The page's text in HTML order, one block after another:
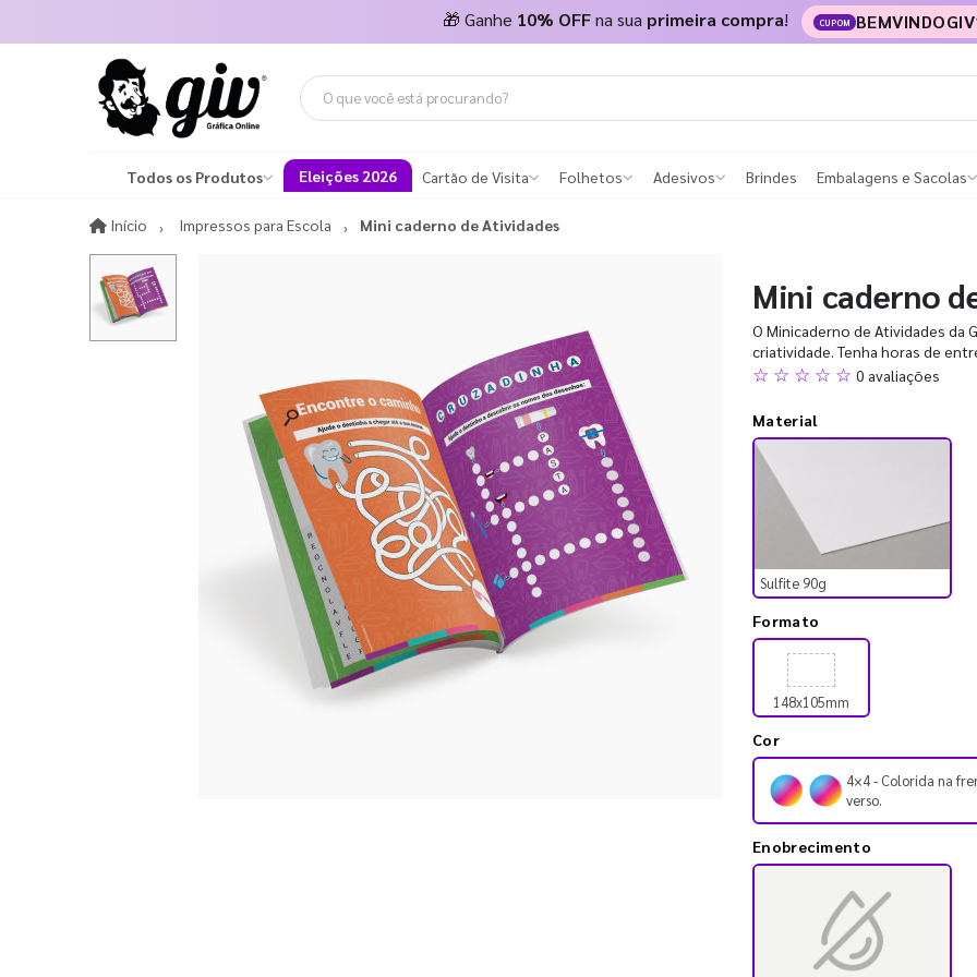
🎁 Ganhe 10% OFFna sua primeira compra! CUPOM
Todos os Produtos Eleições 2026 Cartão de Visita Folhetos Adesivos Brindes Embalagens e Sacolas
Início InícioImpressos para Escola Mini caderno de Atividades
Mini caderno
O Minicaderno de Atividades da
criatividade. Tenha horas de
☆ ☆ ☆ ☆ ☆ 0 avaliações
Material
Sulfite 90g
Formato
148x105mm
Cor
4×4 - Colorida na
verso.
Enobrecimento